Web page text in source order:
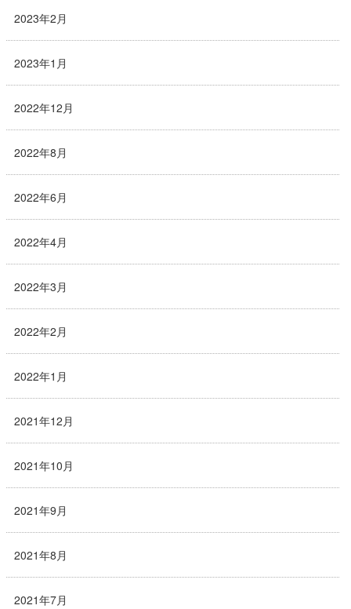
2023年2月
2023年1月
2022年12月
2022年8月
2022年6月
2022年4月
2022年3月
2022年2月
2022年1月
2021年12月
2021年10月
2021年9月
2021年8月
2021年7月